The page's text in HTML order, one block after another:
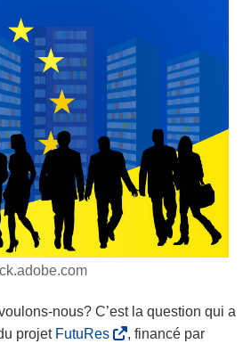
nous? C’est la question qui a
projet FutuRes(
, financé par